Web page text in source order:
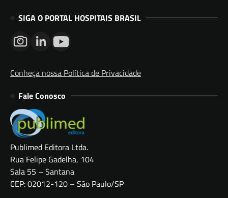
SIGA O PORTAL HOSPITAIS BRASIL
Conheça nossa Política de Privacidade
Fale Conosco
Publimed Editora Ltda.
Rua Felipe Gadelha, 104
Sala 55 – Santana
CEP: 02012-120 – São Paulo/SP